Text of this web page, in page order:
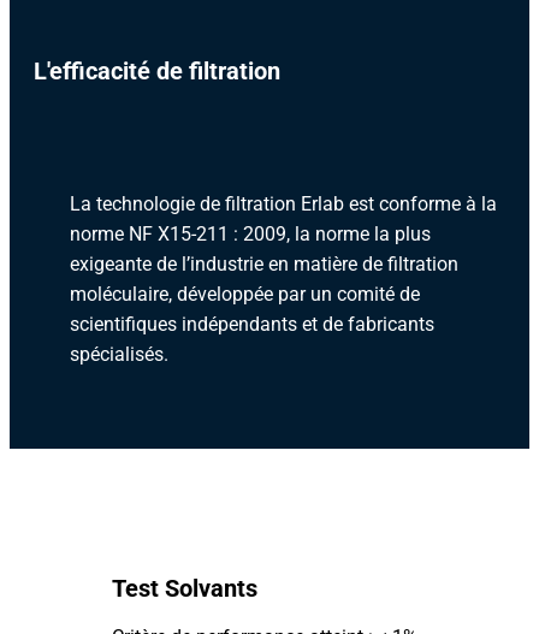
L'efficacité de filtration
La technologie de filtration Erlab est conforme à la
norme NF X15-211 : 2009, la norme la plus
exigeante de l’industrie en matière de filtration
moléculaire, développée par un comité de
scientifiques indépendants et de fabricants
spécialisés.
Test Solvants